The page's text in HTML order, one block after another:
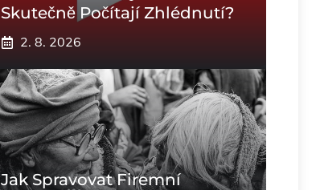
Skutečně Počítají Zhlédnutí?
2. 8. 2026
Jak Spravovat Firemní